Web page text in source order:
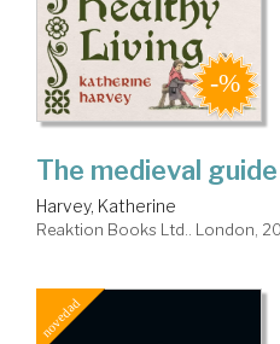
The medieval
Harvey, Katherine
Reaktion Books Ltd.. London,